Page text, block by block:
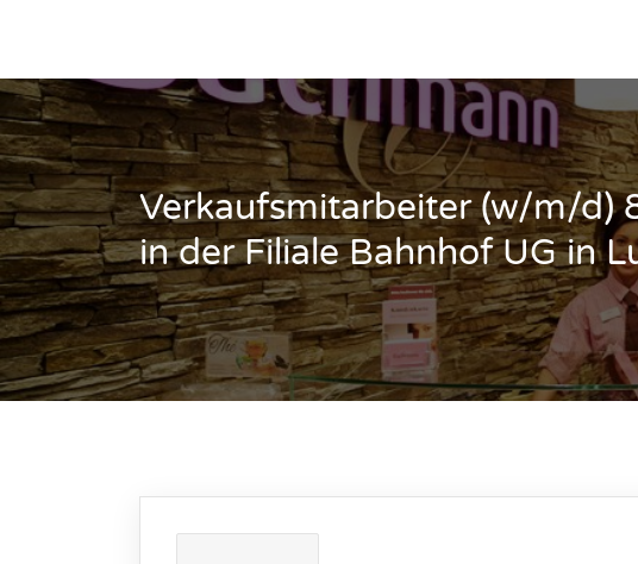
Verkaufsmitarbeiter (w/m/d)
in der Filiale Bahnhof UG in